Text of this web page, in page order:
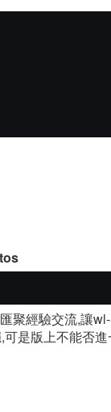
聚經驗交流,讓
是版上不能否